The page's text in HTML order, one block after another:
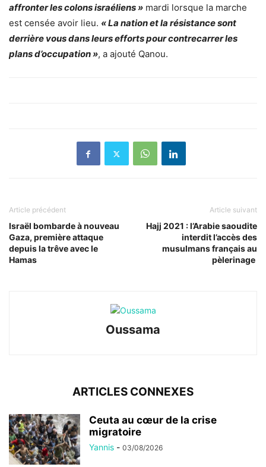
affronter les colons israéliens » mardi lorsque la marche
est censée avoir lieu. « La nation et la résistance sont
derrière vous dans leurs efforts pour contrecarrer les
plans d’occupation », a ajouté Qanou.
Article précédent
Israël bombarde à nouveau
Gaza, première attaque
depuis la trêve avec le
Hamas
Article suivant
Hajj 2021 : l’Arabie saoudite
interdit l’accès des
musulmans français au
pèlerinage
Oussama
ARTICLES CONNEXES
Ceuta au cœur de la crise
migratoire
Yannis - 03/08/2026